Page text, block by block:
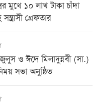
মুখে ১০ লাখ টাকা চাঁদা
গ্রেফতার
ও ঈদে মিলাদুন্নবী (সা.)
সভা অনুষ্ঠিত